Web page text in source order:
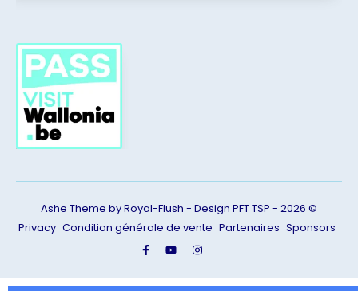
Ashe Theme by Royal-Flush - Design PFT TSP - 2026 ©
Privacy Condition générale de vente Partenaires Sponsors